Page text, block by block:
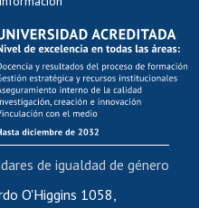
al AUCAI
os
capacitación
personal
interna
de renta
O'Higgins 1058,
de igualdad de género